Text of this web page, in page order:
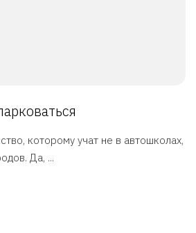
которому учат не в автошколах,
Да, ...